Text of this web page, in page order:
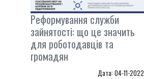
Реформування служби
зайнятості: що це значить
для роботодавців та
громадян
Дата: 04-11-2022